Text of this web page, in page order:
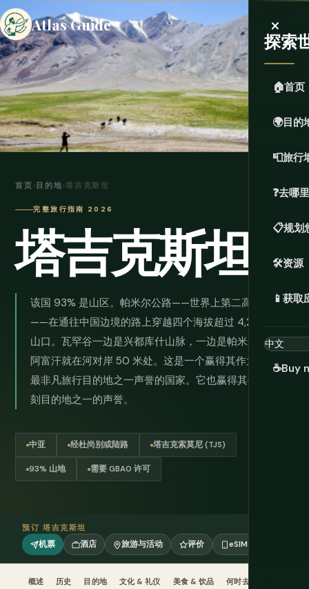
Atlas Guide ×
探索
🏠首页
🌍目的
📮旅行
❓去哪
📋规划
🛠️资源
📱 获取
☕Buy
首页 › 目的地 ›塔吉克斯坦
完整旅行指南 2026
塔吉克斯坦
该国 93% 是山区。帕米尔公路——世界上第二高的公路
——在通往中国边境的路上穿越四个海拔超过 4,200 米的
山口。瓦罕谷一边是兴都库什山脉，一边是帕米尔山脉，
阿富汗就在河对岸 50 米处。这是一个赢得其作为世界上
最非凡旅行目的地之一声誉的国家。它也赢得其作为最苛
刻目的地之一的声誉。
中亚 经杜尚别或陆路 塔吉克索莫尼 (TJS)
93% 山地 需要 GBAO 许可
预订 塔吉克斯坦
机票 酒店 旅游与活动 评价 eSIM
概述 历史 目的地 文化 & 礼仪 美食 & 饮品 何时去